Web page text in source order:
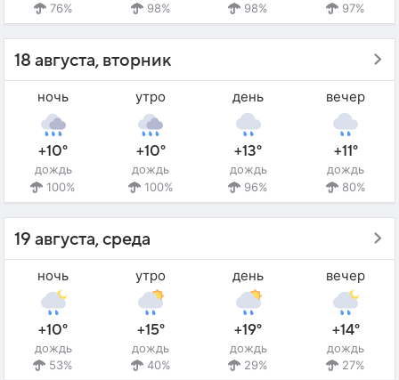
76%
98%
98%
97%
18 августа, вторник
ночь
+10°
дождь
100%
утро
+10°
дождь
100%
день
+13°
дождь
96%
вечер
+11°
дождь
80%
19 августа, среда
ночь
+10°
дождь
53%
утро
+15°
дождь
40%
день
+19°
дождь
29%
вечер
+14°
дождь
27%